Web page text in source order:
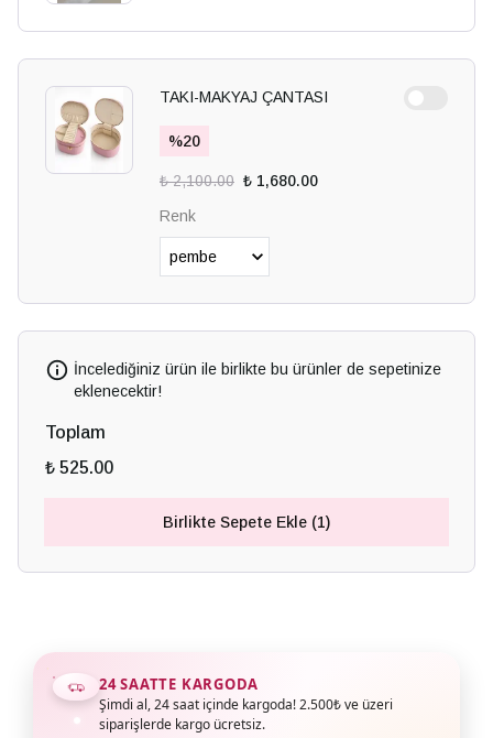
TAKI-MAKYAJ ÇANTASI
%20
₺ 2,100.00 ₺ 1,680.00
Renk
İncelediğiniz ürün ile birlikte bu ürünler de sepetinize
eklenecektir!
Toplam
₺ 525.00
Birlikte Sepete Ekle (1)
24 SAATTE KARGODA
Şimdi al, 24 saat içinde kargoda! 2.500₺ ve üzeri
siparişlerde kargo ücretsiz.